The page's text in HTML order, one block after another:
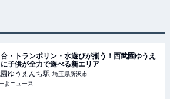
・トランポリン・水遊びが揃う！西武園ゆうえ
子供が全力で遊べる新エリア
ゆうえんち駅 埼玉県所沢市
よニュース